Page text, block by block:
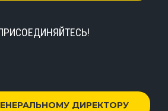
ДИРЕКТОРУ